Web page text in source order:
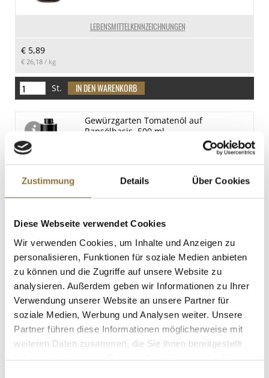
Zustimmung Details Über Cookies
Diese Webseite verwendet Cookies
Wir verwenden Cookies, um Inhalte und Anzeigen zu
personalisieren, Funktionen für soziale Medien anbieten
zu können und die Zugriffe auf unsere Website zu
analysieren. Außerdem geben wir Informationen zu Ihrer
Verwendung unserer Website an unsere Partner für
soziale Medien, Werbung und Analysen weiter. Unsere
Partner führen diese Informationen möglicherweise mit
weiteren Daten zusammen, die Sie ihnen bereitgestellt
LEBENSMITTELKENNZEICHNUNGEN
€ 5,89
€ 26,18 / kg
St.
LEBENSMITTELKENNZEICHNUNGEN
Gewürzgarten Tomatenöl auf
Rapsölbasis, 500 ml
€ 9,83
St.
Wiberg Wacholderbeeren, ganz, 400 g
Art.Nr.:15391